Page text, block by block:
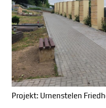
Projekt: Urnenstelen